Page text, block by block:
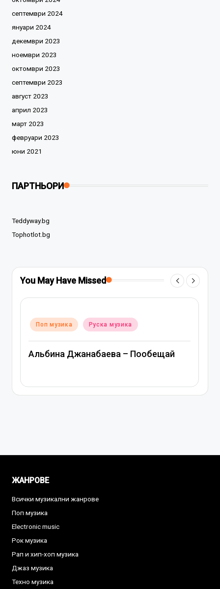
септември 2024
януари 2024
декември 2023
ноември 2023
октомври 2023
септември 2023
август 2023
април 2023
март 2023
февруари 2023
юни 2021
ПАРТНЬОРИ
Teddyway.bg
Tophotlot.bg
You May Have Missed
– Пообещай
in
Поп музика
Митя Фомин и Альбина
Спасибо, сердце
ЖАНРОВЕ
Всички музикални жанрове
Поп музика
Electronic music
Рок музика
Рап и хип-хоп музика
Джаз музика
Техно музика